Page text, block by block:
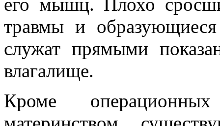
его мышц. Плохо
травмы и
служат прямыми
влагалище.
Кроме